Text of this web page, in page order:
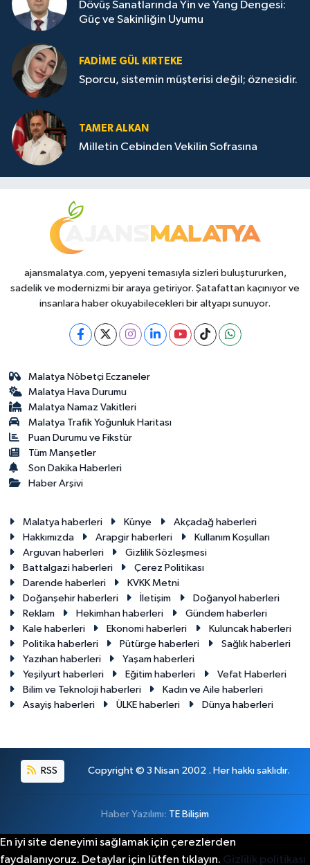
Dövüş Sanatlarında Yin ve Yang Dengesi:
Güç ve Sakinliğin Uyumu
FADIME GÜL KIRTEKE
Sporcu, sistemin müşterisi değil; öznesidir.
TAMER ALKAN
Milletin Cebinden Vekilin Sofrasına
ajansmalatya.com, yepyeni temasıyla sizleri buluştururken,
sadelik ve modernizmi bir araya getiriyor. Şatafattan kaçınıyor ve
insanlara haber okuyabilecekleri bir altyapı sunuyor.
Malatya Nöbetçi Eczaneler
Malatya Hava Durumu
Malatya Namaz Vakitleri
Malatya Trafik Yoğunluk Haritası
Puan Durumu ve Fikstür
Tüm Manşetler
Son Dakika Haberleri
Haber Arşivi
Malatya haberleri Künye
Akçadağ haberleri
Hakkımızda
Arapgir haberleri
Kullanım Koşulları
Arguvan haberleri
Gizlilik Sözleşmesi
Battalgazi haberleri
Çerez Politikası
Darende haberleri
KVKK Metni
Doğanşehir haberleri
İletişim
Doğanyol haberleri
Reklam
Hekimhan haberleri
Gündem haberleri
Kale haberleri
Ekonomi haberleri
Kuluncak haberleri
Politika haberleri
Pütürge haberleri
Sağlık haberleri
Yazıhan haberleri
Yaşam haberleri
Yeşilyurt haberleri
Eğitim haberleri
Vefat Haberleri
Bilim ve Teknoloji haberleri
Kadın ve Aile haberleri
Asayiş haberleri
ÜLKE haberleri Dünya haberleri
RSS Copyright © 3 Nisan 2002 . Her hakkı saklıdır.
Haber Yazılımı: TE Bilişim
En iyi site deneyimi sağlamak için çerezlerden
faydalanıyoruz. Detaylar için lütfen tıklayın. Gizlilik politikası